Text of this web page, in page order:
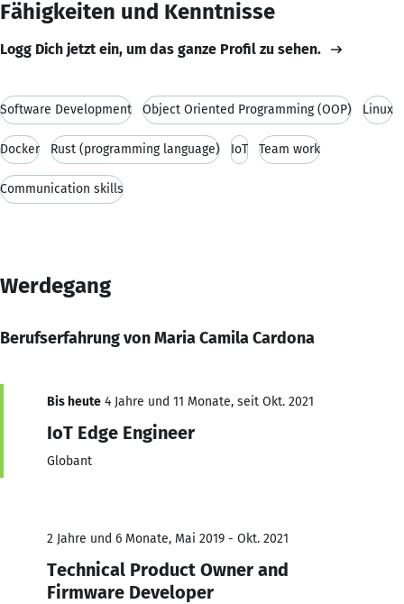
Fähigkeiten und Kenntnisse
Logg Dich jetzt ein, um das ganze Profil zu sehen.
Software Development Object Oriented Programming (OOP) Linux
Docker Rust (programming language) IoT Team work
Communication skills
Werdegang
Berufserfahrung von Maria Camila Cardona
Bis heute 4 Jahre und 11 Monate, seit Okt. 2021
IoT Edge Engineer
Globant
2 Jahre und 6 Monate, Mai 2019 - Okt. 2021
Technical Product Owner and
Firmware Developer